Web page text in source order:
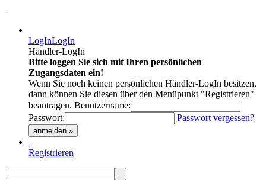
LogInLogIn
Händler-LogIn
Bitte loggen Sie sich mit Ihren persönlichen
Zugangsdaten ein!
Wenn Sie noch keinen persönlichen Händler-LogIn besitzen,
dann können Sie diesen über den Menüpunkt "Registrieren"
beantragen. Benutzername:
Passwort:
Passwort vergessen?
anmelden »
Registrieren